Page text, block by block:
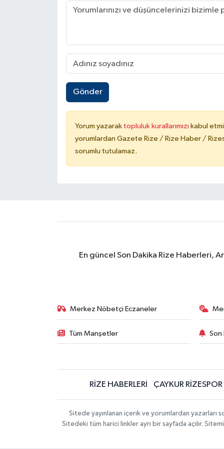
Gönder
Yorum yazarak topluluk kurallarımızı kabul
yorumlardan Gazete Rize / Rize Haber /
sorumlu tutulamaz.
En güncel Son Dakika Rize Haberleri,
Merkez Nöbetçi Eczaneler
Tüm Manşetler Son
RİZE HABERLERİ ÇAYKUR RİZESPOR
Sitede yayınlanan içerik ve yorumlardan
Sitedeki tüm harici linkler ayrı bir sayfada açılır.